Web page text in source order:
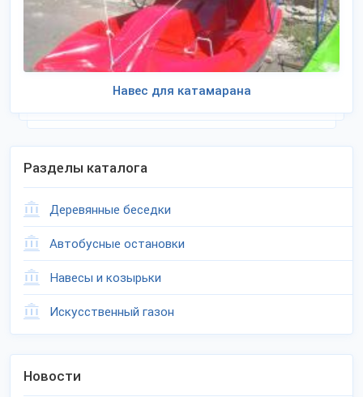
Навес для катамарана
Разделы каталога
Деревянные беседки
Автобусные остановки
Навесы и козырьки
Искусственный газон
Новости